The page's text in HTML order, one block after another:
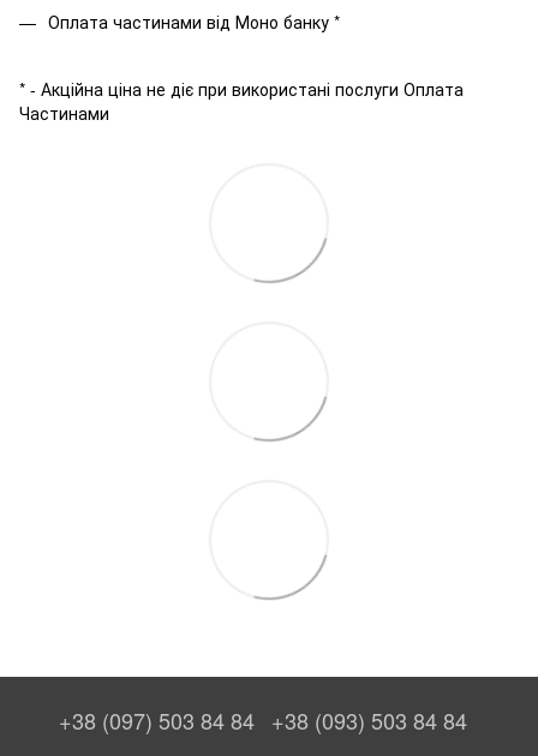
Оплата частинами від Моно банку *
* - Акційна ціна не діє при використані послуги Оплата
Частинами
+38 (097) 503 84 84 +38 (093) 503 84 84